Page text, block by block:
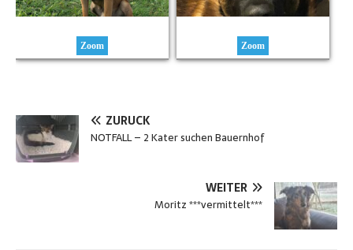
Zoom Zoom
ZURÜCK
NOTFALL – 2 Kater suchen Bauernhof
WEITER
Moritz ***vermittelt***